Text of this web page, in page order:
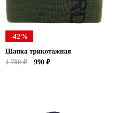
-42%
Шапка трикотажная
1 700 ₽
990 ₽